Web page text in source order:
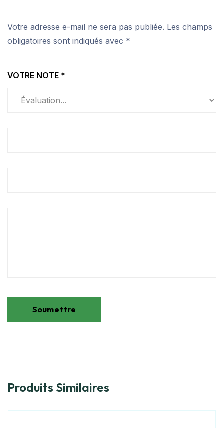
Votre adresse e-mail ne sera pas publiée. Les champs
obligatoires sont indiqués avec *
VOTRE NOTE *
Produits Similaires